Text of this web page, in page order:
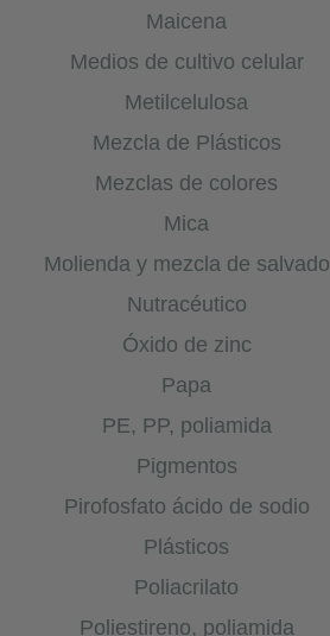
Maicena
Medios de cultivo celular
Metilcelulosa
Mezcla de Plásticos
Mezclas de colores
Mica
Molienda y mezcla de salvado
Nutracéutico
Óxido de zinc
Papa
PE, PP, poliamida
Pigmentos
Pirofosfato ácido de sodio
Plásticos
Poliacrilato
Poliestireno, poliamida